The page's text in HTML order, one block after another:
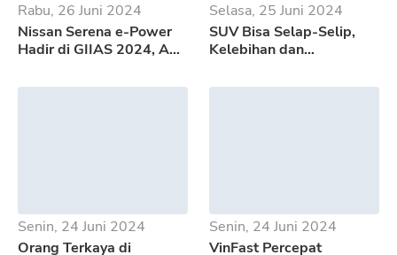
Rabu, 26 Juni 2024
Nissan Serena e-Power
Hadir di GIIAS 2024, Apa
Selasa, 25 Juni 2024
SUV Bisa Selap-Selip,
Kelebihan dan
500
Senin, 24 Juni 2024
Orang Terkaya di
Senin, 24 Juni 2024
VinFast Percepat